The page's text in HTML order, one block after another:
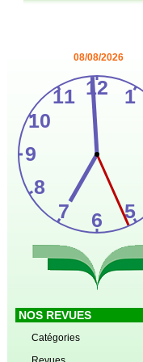
08/08/2026
NOS REVUES
Catégories